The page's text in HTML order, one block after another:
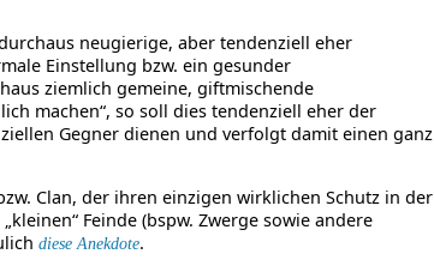
neugierige, aber tendenziell eher
Einstellung bzw. ein gesunder
ziemlich ge­meine, giftmischende
machen“, so soll dies tendenziell eher der
Gegner dienen und verfolgt damit einen ganz
Clan, der ihren einzigen wirklichen Schutz in der
Feinde (bspw. Zwerge sowie andere
diese Anekdote.